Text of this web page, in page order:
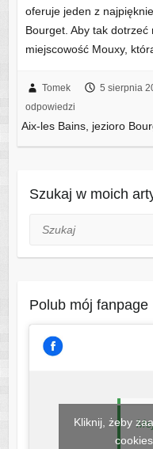
oferuje jeden z
Bourget. Aby tak
miejscowość Mouxy,
Tomek 5 sierpnia
odpowiedzi
Aix-les Bains, jezioro
Szukaj w moich
Szukaj
Polub mój fanpage
Kliknij, żeby